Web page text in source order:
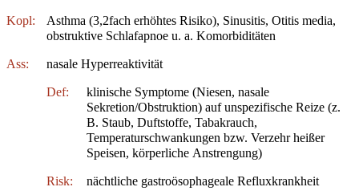
Kopl:
Asthma (3,2fach erhöhtes Risiko), Sinusitis, Otitis media,
obstruktive Schlafapnoe u. a. Komorbiditäten
Ass: nasale Hyperreaktivität
Def:
klinische Symptome (Niesen, nasale
Sekretion/Obstruktion) auf unspezifische Reize (z.
B. Staub, Duftstoffe, Tabakrauch,
Temperaturschwankungen bzw. Verzehr heißer
Speisen, körperliche Anstrengung)
Risk: nächtliche gastroösophageale Refluxkrankheit